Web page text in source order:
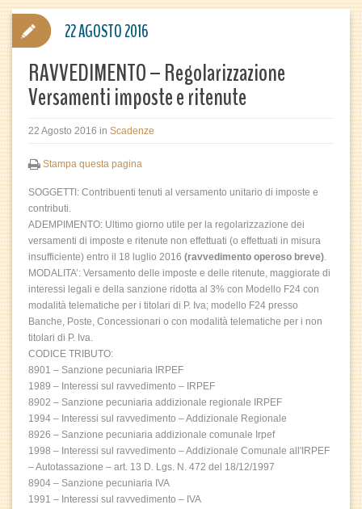
RAVVEDIMENTO – Regolarizzazione
Versamenti imposte e ritenute
22 Agosto 2016 in Scadenze
Stampa questa pagina
SOGGETTI: Contribuenti tenuti al versamento unitario di imposte e
contributi.
ADEMPIMENTO: Ultimo giorno utile per la regolarizzazione dei
versamenti di imposte e ritenute non effettuati (o effettuati in misura
insufficiente) entro il 18 luglio 2016 (ravvedimento operoso breve).
MODALITA’: Versamento delle imposte e delle ritenute, maggiorate di
interessi legali e della sanzione ridotta al 3% con Modello F24 con
modalità telematiche per i titolari di P. Iva; modello F24 presso
Banche, Poste, Concessionari o con modalità telematiche per i non
titolari di P. Iva.
CODICE TRIBUTO:
8901 – Sanzione pecuniaria IRPEF
1989 – Interessi sul ravvedimento – IRPEF
8902 – Sanzione pecuniaria addizionale regionale IRPEF
1994 – Interessi sul ravvedimento – Addizionale Regionale
8926 – Sanzione pecuniaria addizionale comunale Irpef
1998 – Interessi sul ravvedimento – Addizionale Comunale all'IRPEF
– Autotassazione – art. 13 D. Lgs. N. 472 del 18/12/1997
8904 – Sanzione pecuniaria IVA
1991 – Interessi sul ravvedimento – IVA
22 AGOSTO 2016